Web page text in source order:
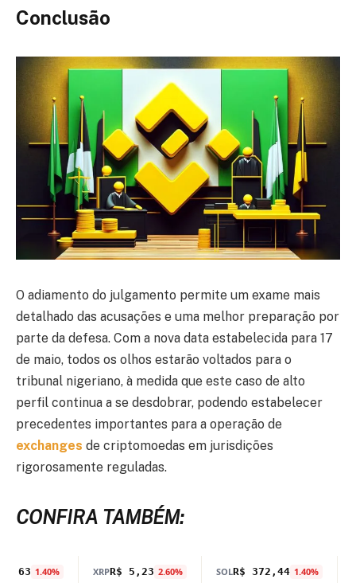
Conclusão
O adiamento do julgamento permite um exame mais
detalhado das acusações e uma melhor preparação por
parte da defesa. Com a nova data estabelecida para 17
de maio, todos os olhos estarão voltados para o
tribunal nigeriano, à medida que este caso de alto
perfil continua a se desdobrar, podendo estabelecer
precedentes importantes para a operação de
exchanges de criptomoedas em jurisdições
rigorosamente reguladas.
CONFIRA TAMBÉM: